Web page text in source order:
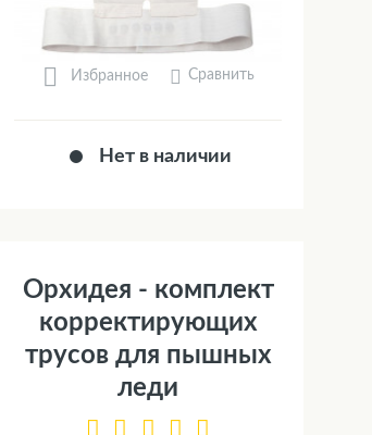
Избранное Сравнить
Нет в наличии
Орхидея - комплект
корректирующих
трусов для пышных
леди